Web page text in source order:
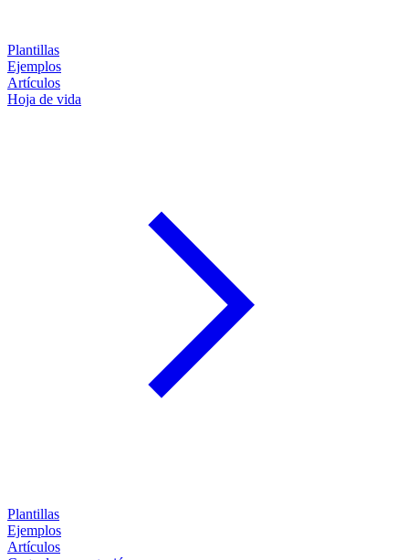
Plantillas
Ejemplos
Artículos
Hoja de vida
Plantillas
Ejemplos
Artículos